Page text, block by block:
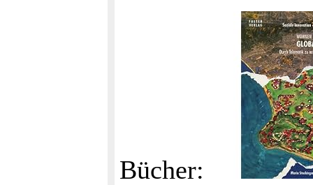
Bücher: